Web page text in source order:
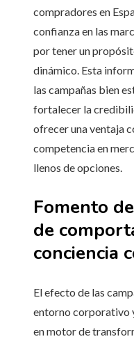
compradores en
confianza en las
por tener un
dinámico. Esta
las campañas bien
fortalecer la
ofrecer una ventaja
competencia en
llenos de opciones.
Fomento
de
conciencia
El efecto de las
entorno corporativo
en motor de